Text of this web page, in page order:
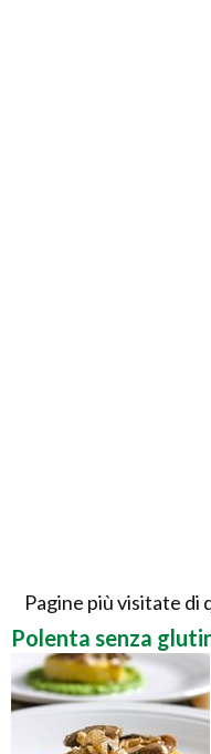
Pagine più visitate di
Polenta senza